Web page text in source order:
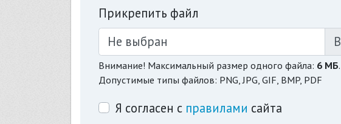
Прикрепить файл
Не выбран
Внимание! Максимальный размер одного файла: 6 МБ.
Допустимые типы файлов: PNG, JPG, GIF, BMP, PDF
Я согласен с правилами сайта